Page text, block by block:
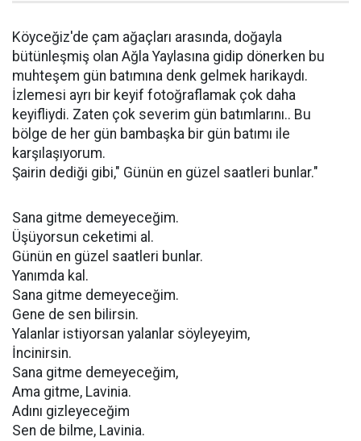
Köyceğiz'de çam ağaçları arasında, doğayla
bütünleşmiş olan Ağla Yaylasına gidip dönerken bu
muhteşem gün batımına denk gelmek harikaydı.
İzlemesi ayrı bir keyif fotoğraflamak çok daha
keyifliydi. Zaten çok severim gün batımlarını.. Bu
bölge de her gün bambaşka bir gün batımı ile
karşılaşıyorum.
Şairin dediği gibi," Günün en güzel saatleri bunlar."
Sana gitme demeyeceğim.
Üşüyorsun ceketimi al.
Günün en güzel saatleri bunlar.
Yanımda kal.
Sana gitme demeyeceğim.
Gene de sen bilirsin.
Yalanlar istiyorsan yalanlar söyleyeyim,
İncinirsin.
Sana gitme demeyeceğim,
Ama gitme, Lavinia.
Adını gizleyeceğim
Sen de bilme, Lavinia.